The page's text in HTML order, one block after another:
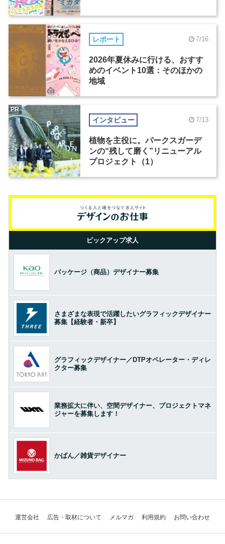
レポート 7/16
2026年夏休みに行ける、おすす
めのイベント10選：そのほかの
地域
インタビュー 7/13
植物を主役に。パークスガーデ
ンの“残して磨く”リニューアル
プロジェクト（1）
PR
ピックアップ求人
パッケージ（商品）デザイナー募集
さまざまな表現で活躍したいグラフィックデザイナー
募集【経験者・新卒】
グラフィックデザイナー／DTPオペレーター・ディレ
クター募集
業務拡大に伴い、空間デザイナー、プロジェクトマネ
ジャーを募集します！
かばん／雑貨デザイナー
運営会社 広告・取材について メルマガ 利用規約 お問い合わせ